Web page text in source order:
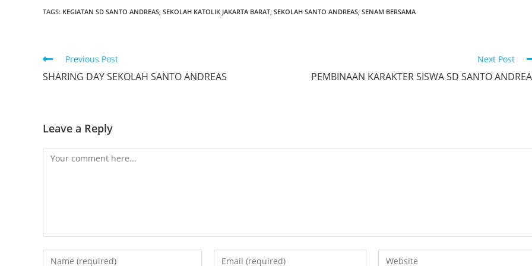
TAGS: KEGIATAN SD SANTO ANDREAS, SEKOLAH KATOLIK JAKARTA BARAT, SEKOLAH SANTO ANDREAS, SENAM BERSAMA
Previous Post
SHARING DAY SEKOLAH SANTO ANDREAS
Next Post
PEMBINAAN KARAKTER SISWA SD SANTO
Leave a Reply